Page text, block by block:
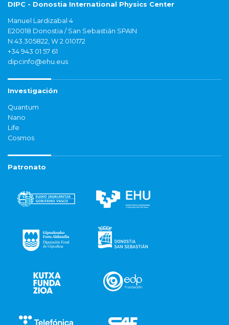
DIPC - Donostia International Physics Center
Manuel Lardizabal 4
E20018 Donostia / San Sebastián SPAIN
N 43.305822, W 2.010172
+34 943 01 57 61
dipcinfo@ehu.eus
Investigación
Quantum
Nano
Life
Cosmos
Patronato